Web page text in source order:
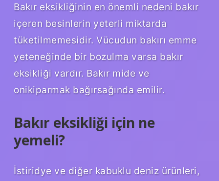
Bakır eksikliğinin en önemli nedeni bakır
içeren besinlerin yeterli miktarda
tüketilmemesidir. Vücudun bakırı emme
yeteneğinde bir bozulma varsa bakır
eksikliği vardır. Bakır mide ve
onikiparmak bağırsağında emilir.
Bakır eksikliği için ne
yemeli?
İstiridye ve diğer kabuklu deniz ürünleri,